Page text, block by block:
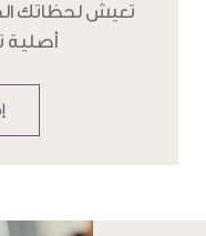
تعيش لحظاتك
أصلية